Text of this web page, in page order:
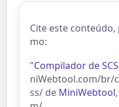
Cite este
mo:
"Compilador de
niWebtool.com/br/
ss/ de MiniWebtool